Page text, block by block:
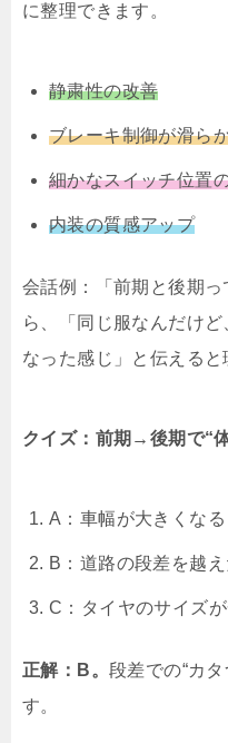
に整理できます。
静粛性の改善
ブレーキ制御が滑ら
細かなスイッチ位置
内装の質感アップ
会話例：「前期と後期
ら、「同じ服なんだけ
なった感じ」と伝えると
クイズ：前期→後期で“
A：車幅が大きくなる
B：道路の段差を越
C：タイヤのサイズ
正解：B。 段差での“カ
す。